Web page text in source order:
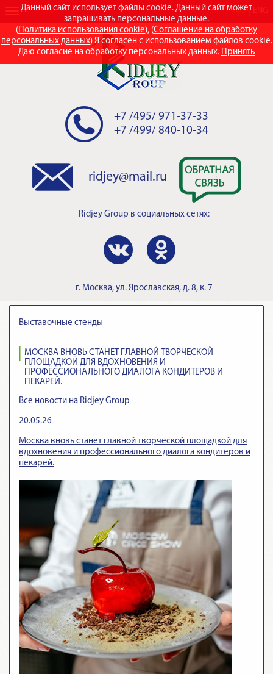
Данный сайт использует файлы cookie. Данный сайт может
запрашивать персональные данные.
(Политика использования cookie), (Соглашение на обработку
персональных данных) Я согласен с использованием файлов cookie.
Даю согласие на обработку персональных данных. Принять
RUS
+7 /495/ 971-37-33
+7 /499/ 840-10-34
ridjey@mail.ru
Ridjey Group в социальных сетях:
г. Москва, ул. Ярославская, д. 8, к. 7
Выставочные стенды
МОСКВА ВНОВЬ СТАНЕТ ГЛАВНОЙ ТВОРЧЕСКОЙ
ПЛОЩАДКОЙ ДЛЯ ВДОХНОВЕНИЯ И
ПРОФЕССИОНАЛЬНОГО ДИАЛОГА КОНДИТЕРОВ И
ПЕКАРЕЙ.
Все новости на Ridjey Group
20.05.26
Москва вновь станет главной творческой площадкой для
вдохновения и профессионального диалога кондитеров и
пекарей.